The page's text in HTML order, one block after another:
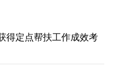
得定点帮扶工作成效考